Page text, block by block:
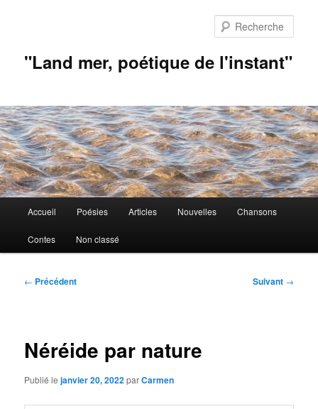
"Land mer, poétique de l'instant"
principal
Accueil Poésies Articles Nouvelles Chansons
Contes Non classé
Navigation
← Précédent Suivant →
Néréide par nature
Publié lejanvier 20, 2022parCarmen